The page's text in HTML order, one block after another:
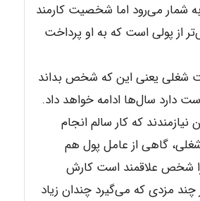
شمار می‌رود اما شخصیت کارمند
از پولی است که به او پرداخت
شغلی یعنی این که شخص بداند
دارد سال‌ها ادامه خواهد داد.
نیازمندند که کار سالم انجام
گاهی از عامل پول هم
شخص علاقمند است کارش
مزدی که می‌گیرد چندان زیاد